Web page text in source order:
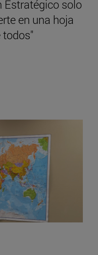
Estratégico solo
en una hoja